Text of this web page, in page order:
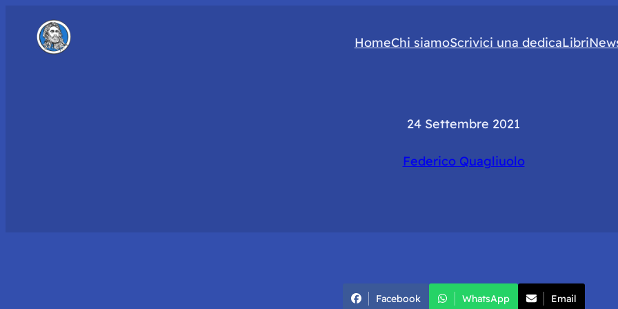
HomeChi siamoScrivici una dedicaLibri
24 Settembre 2021
Federico Quagliuolo
Facebook WhatsApp Email